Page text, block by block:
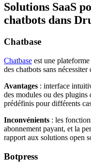
Solutions SaaS
chatbots dans
Chatbase
Chatbase est une
des chatbots sans
Avantages : interface
des modules ou des plugins
prédéfinis pour différents
Inconvénients : les
abonnement payant, et la
rapport aux solutions open
Botpress